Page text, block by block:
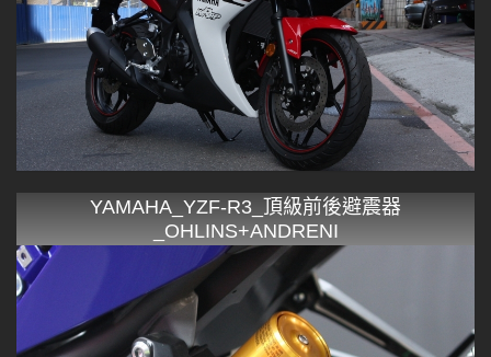
YAMAHA_YZF-R3_頂級前後避震器
_OHLINS+ANDRENI